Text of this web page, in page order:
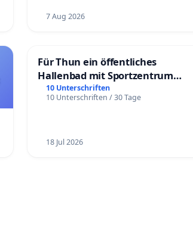
7 Aug 2026
Für Thun ein öffentliches
Hallenbad mit Sportzentrum
schaffen
10 Unterschriften
10 Unterschriften / 30 Tage
18 Jul 2026